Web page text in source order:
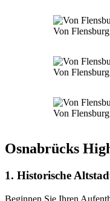
Von
Von
Von
Osnabrücks
1. Historische
Beginnen Sie Ihren